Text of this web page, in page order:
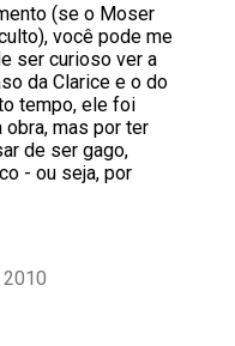
(se o Moser
você pode me
ser curioso ver a
da Clarice e o do
tempo, ele foi
mas por ter
de ser gago,
- ou seja, por